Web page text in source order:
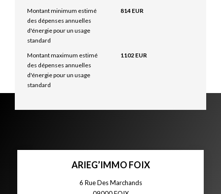
Montant minimum estimé
des dépenses annuelles
d'énergie pour un usage
standard
814 EUR
Montant maximum estimé
des dépenses annuelles
d'énergie pour un usage
standard
1102 EUR
ARIEG’IMMO FOIX
6 Rue Des Marchands